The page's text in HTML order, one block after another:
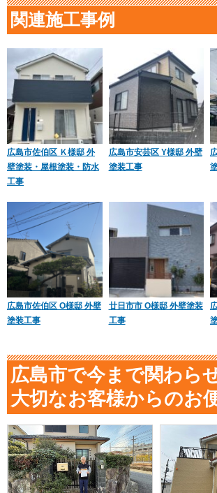
関連施工事例
広島市佐伯区 Ｋ様邸 外
壁塗装・屋根塗装・防水
工事
広島市安芸区 Y様邸 外壁
塗装工事
広島市佐伯区 O様邸 外壁
塗装工事
廿日市市 O様邸 外壁塗装
工事
広島市で今まで関わら
大切なお客様からのお